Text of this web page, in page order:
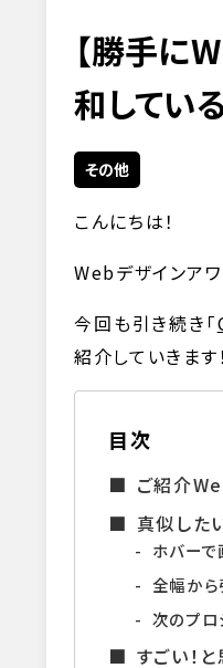
【勝手に
和してい
その他
こんにちは！
Webデザインア
今回も引き続き「
紹介していきます！
目次
ご紹介
真似した
ホバー
全幅か
次のプロ
すごい！